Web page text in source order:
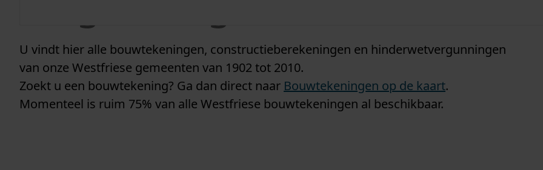
U vindt hier alle bouwtekeningen, constructieberekeningen en hinderwetvergunningen
van onze Westfriese gemeenten van 1902 tot 2010.
Zoekt u een bouwtekening? Ga dan direct naar Bouwtekeningen op de kaart.
Momenteel is ruim 75% van alle Westfriese bouwtekeningen al beschikbaar.